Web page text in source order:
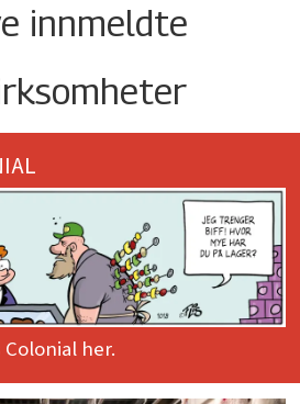
innmeldte
her.